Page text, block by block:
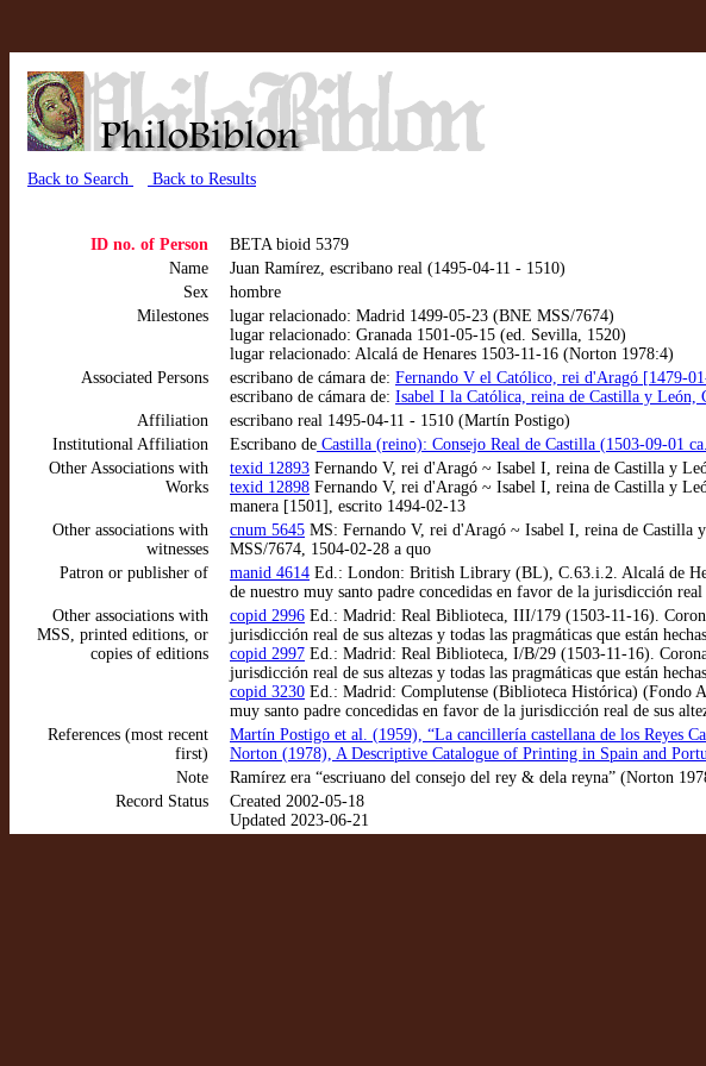
Back to Search Back to Results
ID no. of Person
BETA bioid 5379
Name
Juan Ramírez, escribano real (1495-04-11 - 1510)
Sex
hombre
Milestones
lugar relacionado: Madrid 1499-05-23 (BNE MSS/7674)
lugar relacionado: Granada 1501-05-15 (ed. Sevilla, 1520)
lugar relacionado: Alcalá de Henares 1503-11-16 (Norton 1978:4)
Associated Persons
escribano de cámara de: Fernando V el Católico, rei d'Aragó [1479-
escribano de cámara de: Isabel I la Católica, reina de Castilla y
Affiliation
escribano real 1495-04-11 - 1510 (Martín Postigo)
Institutional Affiliation
Escribano de Castilla (reino): Consejo Real de Castilla (1503-09-01
Other Associations with
Works
texid 12893 Fernando V, rei d'Aragó ~ Isabel I, reina de Castilla y
texid 12898 Fernando V, rei d'Aragó ~ Isabel I, reina de Castilla y
manera [1501], escrito 1494-02-13
Other associations with
witnesses
cnum 5645 MS: Fernando V, rei d'Aragó ~ Isabel I, reina de Castilla
MSS/7674, 1504-02-28 a quo
Patron or publisher of
manid 4614 Ed.: London: British Library (BL), C.63.i.2. Alcalá de
de nuestro muy santo padre concedidas en favor de la jurisdicción
Other associations with
MSS, printed editions, or
copies of editions
copid 2996 Ed.: Madrid: Real Biblioteca, III/179 (1503-11-16).
jurisdicción real de sus altezas y todas las pragmáticas que están
copid 2997 Ed.: Madrid: Real Biblioteca, I/B/29 (1503-11-16).
jurisdicción real de sus altezas y todas las pragmáticas que están
copid 3230 Ed.: Madrid: Complutense (Biblioteca Histórica) (Fondo
muy santo padre concedidas en favor de la jurisdicción real de sus
References (most recent
first)
Martín Postigo et al. (1959), “La cancillería castellana de los Reyes
Norton (1978), A Descriptive Catalogue of Printing in Spain and
Note
Ramírez era “escriuano del consejo del rey & dela reyna” (Norton
Record Status
Created 2002-05-18
Updated 2023-06-21